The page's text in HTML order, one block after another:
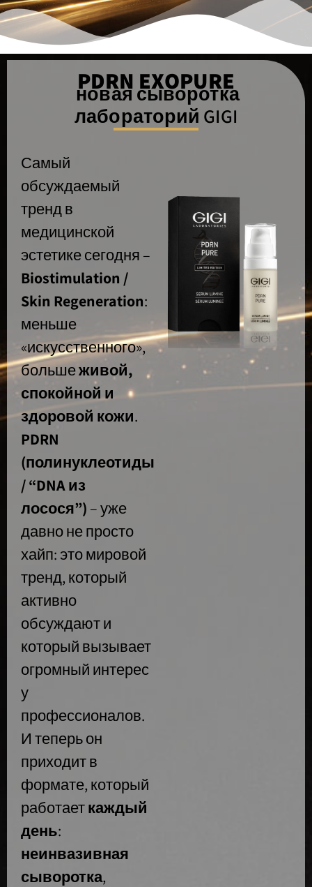
PDRN EXOPURE
новая сыворотка
лабораторий GIGI
Самый
обсуждаемый
тренд в
медицинской
эстетике сегодня –
Biostimulation /
Skin Regeneration:
меньше
«искусственного»,
большеживой,
спокойной и
здоровой кожи.
PDRN
(полинуклеотиды
/ “DNA из
лосося”) – уже
давно не просто
хайп: это мировой
тренд, который
активно
обсуждают и
который вызывает
огромный интерес
у
профессионалов.
И теперь он
приходит в
формате, который
работаеткаждый
день:
неинвазивная
сыворотка,